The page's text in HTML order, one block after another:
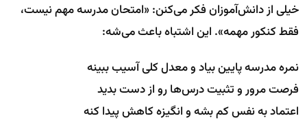
خیلی از دانش‌آموزان فکر می‌کنن: «امتحان مدرسه مهم نیست،
فقط کنکور مهمه». این اشتباه باعث می‌شه:
نمره مدرسه پایین بیاد و معدل کلی آسیب ببینه
فرصت مرور و تثبیت درس‌ها رو از دست بدید
اعتماد به نفس کم بشه و انگیزه کاهش پیدا کنه